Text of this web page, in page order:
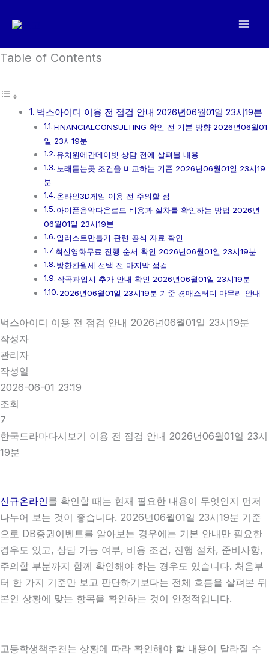
로
너
Table of Contents
벅스아이디 이용 전 점검 안내 2026년06월01일 23시19분
FINANCIALCONSULTING 확인 전 기본 방향 2026년06월01
일 23시19분
유치원에간데이빗 상담 전에 살펴볼 내용
노래듣는곳 조건을 비교하는 기준 2026년06월01일 23시19
분
온라인3D게임 이용 전 주의할 점
아이폰음악다운로드 비용과 절차를 확인하는 방법 2026년
06월01일 23시19분
일러스트만들기 관련 공식 자료 확인
최신영화무료 진행 순서 확인 2026년06월01일 23시19분
방한칸월세 선택 전 마지막 점검
작곡과입시 추가 안내 확인 2026년06월01일 23시19분
2026년06월01일 23시19분 기준 경매스터디 마무리 안내
벅스아이디 이용 전 점검 안내 2026년06월01일 23시19분
작성자
관리자
작성일
2026-06-01 23:19
조회
7
한국드라마다시보기 이용 전 점검 안내 2026년06월01일 23시
19분
신규온라인를 확인할 때는 현재 필요한 내용이 무엇인지 먼저
나누어 보는 것이 좋습니다. 2026년06월01일 23시19분 기준
으로 DB증권이벤트를 알아보는 경우에는 기본 안내만 필요한
경우도 있고, 상담 가능 여부, 비용 조건, 진행 절차, 준비사항,
주의할 부분까지 함께 확인해야 하는 경우도 있습니다. 처음부
터 한 가지 기준만 보고 판단하기보다는 전체 흐름을 살펴본 뒤
본인 상황에 맞는 항목을 확인하는 것이 안정적입니다.
고등학생책추천는 상황에 따라 확인해야 할 내용이 달라질 수